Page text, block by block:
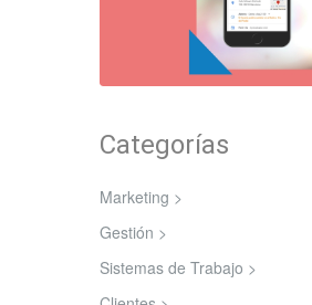
Categorías
Marketing >
Gestión >
Sistemas de Trabajo >